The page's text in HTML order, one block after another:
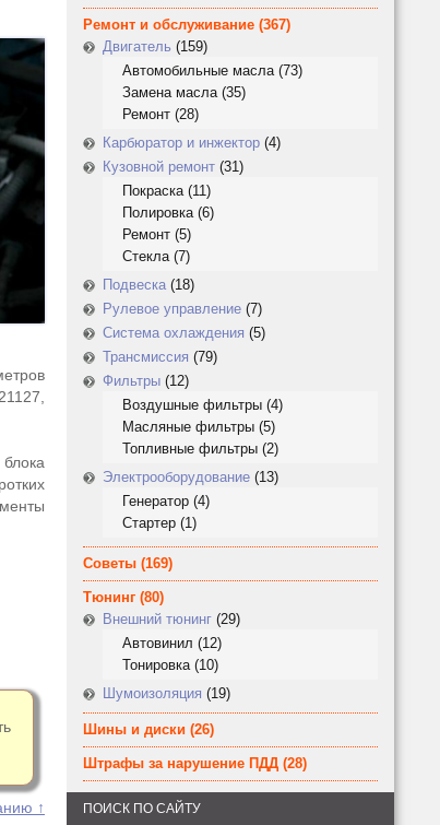
↑
Ремонт и обслуживание (367)
Двигатель (159)
Автомобильные масла(73)
Замена масла(35)
Ремонт (28)
Карбюратор и инжектор (4)
Кузовной ремонт (31)
Покраска(11)
Полировка(6)
Ремонт (5)
Стекла(7)
Подвеска (18)
Рулевое управление (7)
Система охлаждения (5)
Трансмиссия (79)
Фильтры (12)
Воздушные фильтры (4)
Масляные фильтры (5)
Топливные фильтры (2)
Электрооборудование (13)
Генератор (4)
Стартер (1)
Советы (169)
Тюнинг (80)
Внешний тюнинг (29)
Автовинил (12)
Тонировка(10)
Шумоизоляция (19)
Шины и диски (26)
Штрафы за нарушение ПДД (28)
ПОИСК ПО САЙТУ